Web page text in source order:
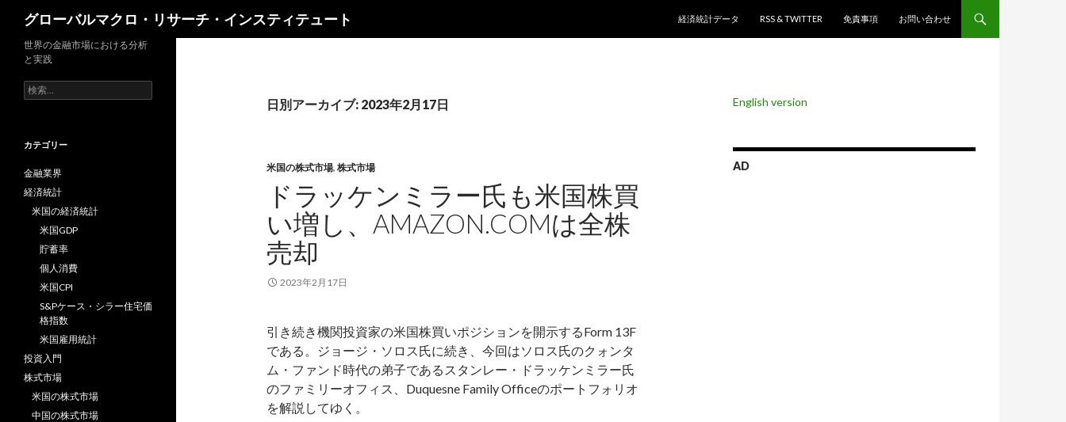
グローバルマクロ・リサーチ・インスティテュート
経済統計データ
RSS & TWITTER 免責事項 お問い合わせ
日別アーカイブ: 2023年2月17日
米国の株式市場, 株式市場
ドラッケンミラー氏も米国株買
い増し、AMAZON.COMは全株
売却
2023年2月17日
引き続き機関投資家の米国株買いポジションを開示するForm 13F
である。ジョージ・ソロス氏に続き、今回はソロス氏のクォンタ
ム・ファンド時代の弟子であるスタンレー・ドラッケンミラー氏
のファミリーオフィス、Duquesne Family Officeのポートフォリオ
を解説してゆく。
English version
AD
世界の金融市場における分析
と実践
検
索:
カテゴリー
金融業界
経済統計
米国の経済統計
米国GDP
貯蓄率
個人消費
米国CPI
S&Pケース・シラー住宅価
格指数
米国雇用統計
投資入門
株式市場
米国の株式市場
中国の株式市場